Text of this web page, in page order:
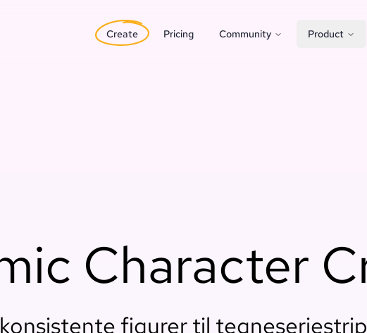
Create Pricing Community Product
Character
figurer til